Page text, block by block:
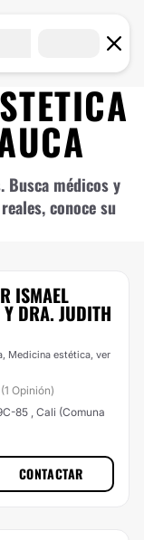
Busca médicos y
conoce su
ISMAEL
DRA. JUDITH
Medicina estética, ver
(1 Opinión)
85 , Cali (Comuna
CONTACTAR